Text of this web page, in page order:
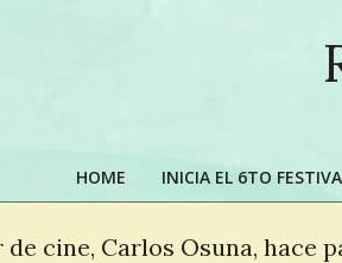
HOME INICIA EL 6TO
cine, Carlos Osuna, hace